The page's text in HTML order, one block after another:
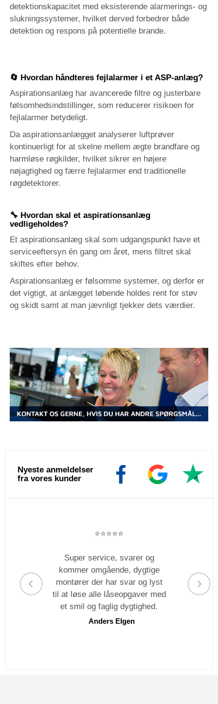
detektionskapacitet med eksisterende alarmerings- og
slukningssystemer, hvilket derved forbedrer både
detektion og respons på potentielle brande.
🔄 Hvordan håndteres fejlalarmer i et ASP-anlæg?
Aspirationsanlæg har avancerede filtre og justerbare
følsomhedsindstillinger, som reducerer risikoen for
fejlalarmer betydeligt.
Da aspirationsanlægget analyserer luftprøver
kontinuerligt for at skelne mellem ægte brandfare og
harmløse røgkilder, hvilket sikrer en højere
nøjagtighed og færre fejlalarmer end traditionelle
røgdetektorer.
🔧 Hvordan skal et aspirationsanlæg
vedligeholdes?
Et aspirationsanlæg skal som udgangspunkt have et
serviceeftersyn én gang om året, mens filtret skal
skiftes efter behov.
Aspirationsanlæg er følsomme systemer, og derfor er
det vigtigt, at anlægget løbende holdes rent for støv
og skidt samt at man jævnligt tjekker dets værdier.
Nyeste anmeldelser
fra vores kunder
⭐️⭐️⭐️⭐️⭐️
Super service, svarer og
kommer omgående, dygtige
montører der har svar og lyst
til at løse alle låseopgaver med
et smil og faglig dygtighed.
Anders Elgen